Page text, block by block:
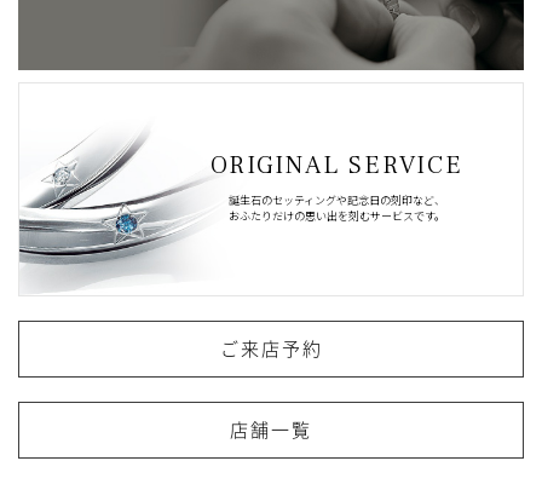
ORIGINAL SERVICE
誕生石のセッティングや記念日の刻印など、
おふたりだけの思い出を刻むサービスです。
ご来店予約
店舗一覧